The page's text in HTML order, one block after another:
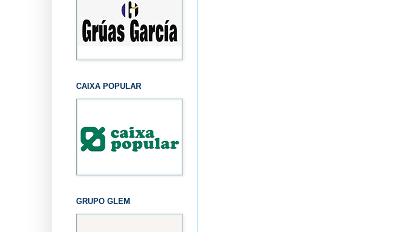
CAIXA POPULAR
GRUPO GLEM